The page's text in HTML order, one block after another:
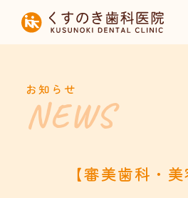
HOME
診療内容
お知らせ
【審美歯科・美